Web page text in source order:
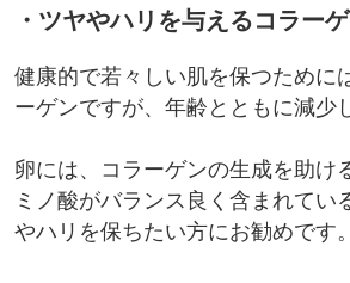
・ツヤやハリを与えるコラー
健康的で若々しい肌を保つために
ーゲンですが、年齢とともに減少
卵には、コラーゲンの生成を助け
ミノ酸がバランス良く含まれてい
やハリを保ちたい方にお勧めです。